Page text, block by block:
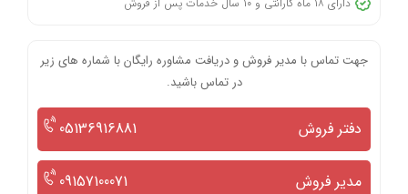
جهت تماس با مدیر فروش و دریافت مشاوره رایگان با شماره های زیر
در تماس باشید.
دفتر فروش 05136916881
مدیر فروش 09157100071